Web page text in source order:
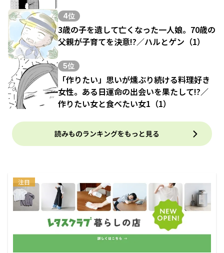
4位
3歳の子を遺して亡くなった一人娘。70歳の
父親が子育てを決意!?／ハルとゲン（1）
5位
「作りたい」思いが燻ぶり続ける料理好き
女性。ある日運命の出会いを果たして!?／
作りたい女と食べたい女1（1）
読みものランキングをもっと見る
注目